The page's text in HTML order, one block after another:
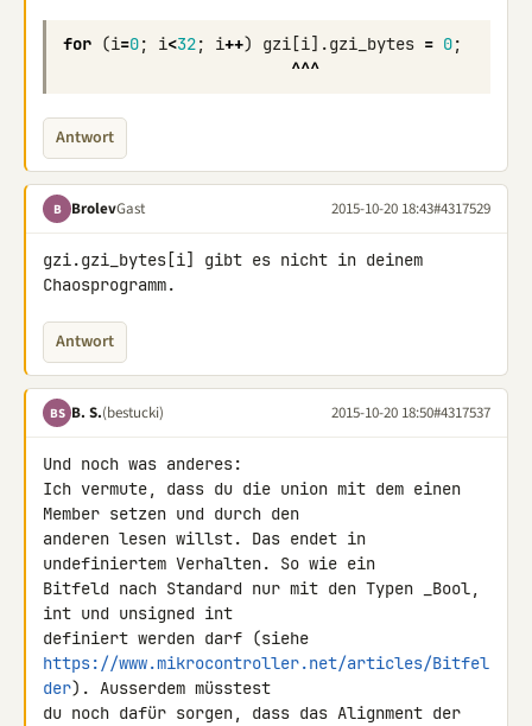
for (i=0; i<32; i++) gzi [i].gzi_bytes = 0;
^^^
Antwort
B BrolevGast 2015-10-20 18:43#4317529
gzi.gzi_bytes[i] gibt es nicht in deinem
Chaosprogramm.
Antwort
BS B. S.(bestucki) 2015-10-20 18:50#4317537
Und noch was anderes:
Ich vermute, dass du die union mit dem einen
Member setzen und durch den
anderen lesen willst. Das endet in
undefiniertem Verhalten. So wie ein
Bitfeld nach Standard nur mit den Typen _Bool,
int und unsigned int
https://www.mikrocontroller.net/articles/Bitfel
der). Ausserdem müsstest
du noch dafür sorgen, dass das Alignment der